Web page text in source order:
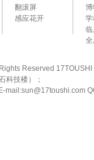
翻滚屏
感应花开
Reserved 17TOUSHI
科技楼）；